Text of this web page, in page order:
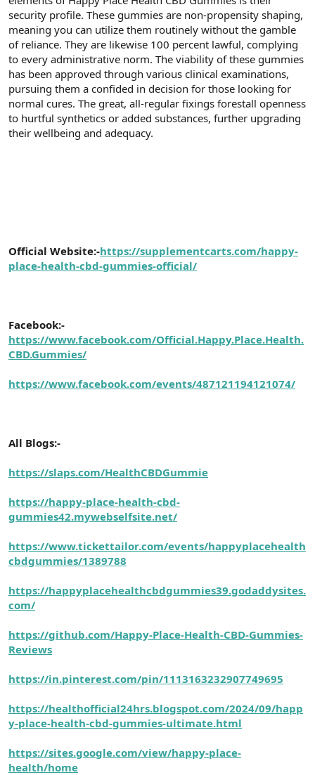
t
a
n
i
h
security profile. These gummies are non-propensity shaping,
meaning you can utilize them routinely without the gamble
of reliance. They are likewise 100 percent lawful, complying
to every administrative norm. The viability of these gummies
has been approved through various clinical examinations,
pursuing them a confided in decision for those looking for
normal cures. The great, all-regular fixings forestall openness
to hurtful synthetics or added substances, further upgrading
their wellbeing and adequacy.
Official Website:-https://supplementcarts.com/happy-
place-health-cbd-gummies-official/
Facebook:-
https://www.facebook.com/Official.Happy.Place.Health.
CBD.Gummies/
https://www.facebook.com/events/487121194121074/
All Blogs:-
https://slaps.com/HealthCBDGummie
https://happy-place-health-cbd-
gummies42.mywebselfsite.net/
https://www.tickettailor.com/events/happyplacehealth
cbdgummies/1389788
https://happyplacehealthcbdgummies39.godaddysites.
com/
https://github.com/Happy-Place-Health-CBD-Gummies-
Reviews
https://in.pinterest.com/pin/1113163232907749695
https://healthofficial24hrs.blogspot.com/2024/09/happ
y-place-health-cbd-gummies-ultimate.html
https://sites.google.com/view/happy-place-
health/home